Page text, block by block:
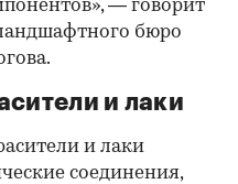
— говорит
бюро
и лаки
и лаки
соединения,